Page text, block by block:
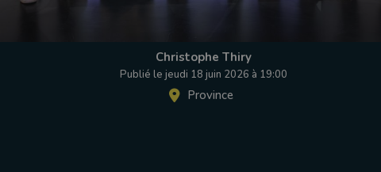
Christophe Thiry
Publié le jeudi 18 juin 2026 à 19:00
Province